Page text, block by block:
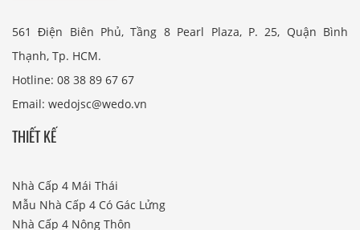
561 Điện Biên Phủ, Tầng 8 Pearl Plaza, P. 25, Quận Bình
Thạnh, Tp. HCM.
Hotline: 08 38 89 67 67
Email: wedojsc@wedo.vn
THIẾT KẾ
Nhà Cấp 4 Mái Thái
Mẫu Nhà Cấp 4 Có Gác Lửng
Nhà Cấp 4 Nông Thôn